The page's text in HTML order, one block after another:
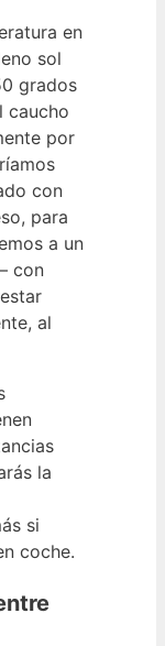
en
sol
grados
caucho
por
con
para
a un
con
al
la
si
coche.